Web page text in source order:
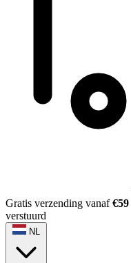
Gratis verzending vanaf€59
verstuurd
NL